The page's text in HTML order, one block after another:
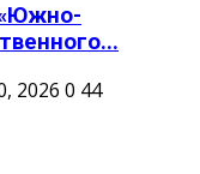
2026 0 44